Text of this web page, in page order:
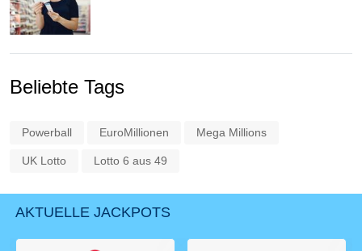
Beliebte Tags
Powerball EuroMillionen Mega Millions
UK Lotto Lotto 6 aus 49
AKTUELLE JACKPOTS